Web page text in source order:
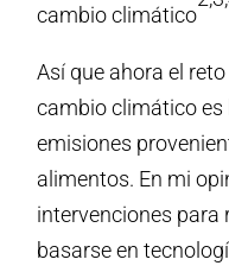
cambio climático
Así que ahora el
cambio climático es
emisiones
alimentos. En mi
intervenciones para
basarse en